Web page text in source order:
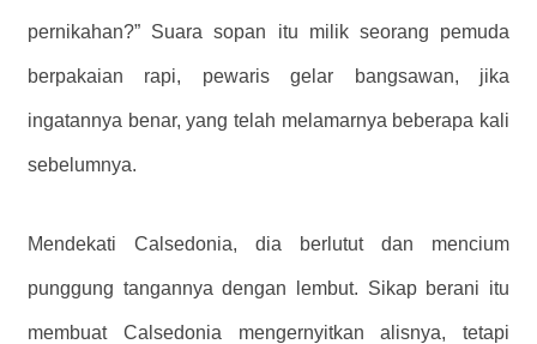
pernikahan?” Suara sopan itu milik seorang pemuda
berpakaian rapi, pewaris gelar bangsawan, jika
ingatannya benar, yang telah melamarnya beberapa kali
sebelumnya.
Mendekati Calsedonia, dia berlutut dan mencium
punggung tangannya dengan lembut. Sikap berani itu
membuat Calsedonia mengernyitkan alisnya, tetapi